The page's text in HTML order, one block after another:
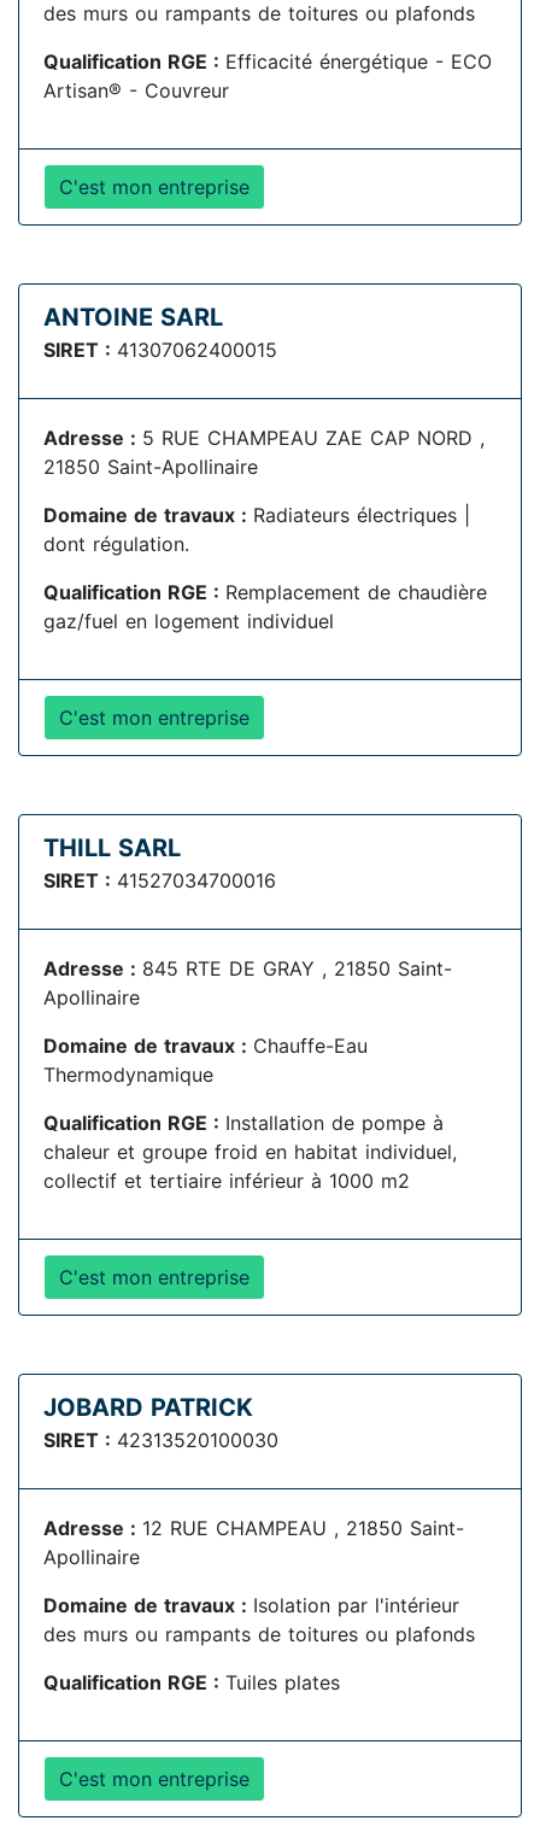
des murs ou rampants de toitures ou plafonds
Qualification RGE : Efficacité énergétique - ECO
Artisan® - Couvreur
C'est mon entreprise
ANTOINE SARL
SIRET : 41307062400015
Adresse : 5 RUE CHAMPEAU ZAE CAP NORD ,
21850 Saint-Apollinaire
Domaine de travaux : Radiateurs électriques |
dont régulation.
Qualification RGE : Remplacement de chaudière
gaz/fuel en logement individuel
C'est mon entreprise
THILL SARL
SIRET : 41527034700016
Adresse : 845 RTE DE GRAY , 21850 Saint-
Apollinaire
Domaine de travaux : Chauffe-Eau
Thermodynamique
Qualification RGE : Installation de pompe à
chaleur et groupe froid en habitat individuel,
collectif et tertiaire inférieur à 1000 m2
C'est mon entreprise
JOBARD PATRICK
SIRET : 42313520100030
Adresse : 12 RUE CHAMPEAU , 21850 Saint-
Apollinaire
Domaine de travaux : Isolation par l'intérieur
des murs ou rampants de toitures ou plafonds
Qualification RGE : Tuiles plates
C'est mon entreprise